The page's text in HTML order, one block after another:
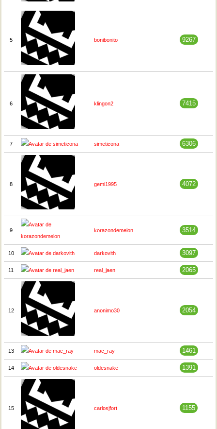
5 bonibonito 9267
6 klingon2 7415
7 simeticona 6306
8 gemi1995 4072
9 korazondemelon 3514
10 darkovith 3097
11 real_jaen 2065
12 anonimo30 2054
13 mac_ray 1461
14 oldesnake 1391
15 carlosjfort 1155